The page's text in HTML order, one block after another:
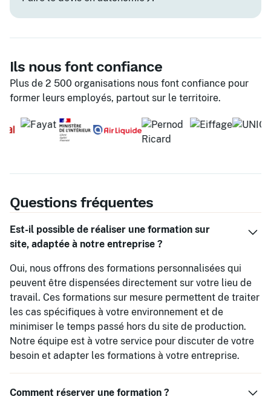
Ils nous font confiance
Plus de 2 500 organisations nous font confiance pour
former leurs employés, partout sur le territoire.
Questions fréquentes
Est-il possible de réaliser une formation sur
site, adaptée à notre entreprise ?
Oui, nous offrons des formations personnalisées qui
peuvent être dispensées directement sur votre lieu de
travail. Ces formations sur mesure permettent de traiter
les cas spécifiques à votre environnement et de
minimiser le temps passé hors du site de production.
Notre équipe est à votre service pour discuter de votre
besoin et adapter les formations à votre entreprise.
Comment réserver une formation ?